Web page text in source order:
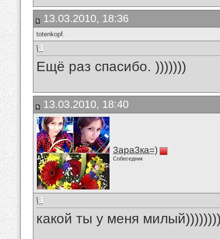
13.03.2010, 18:36
totenkopf.
Ещё раз спасибо. )))))))
13.03.2010, 18:40
3ара3ка=)
Собеседник
какой ты у меня